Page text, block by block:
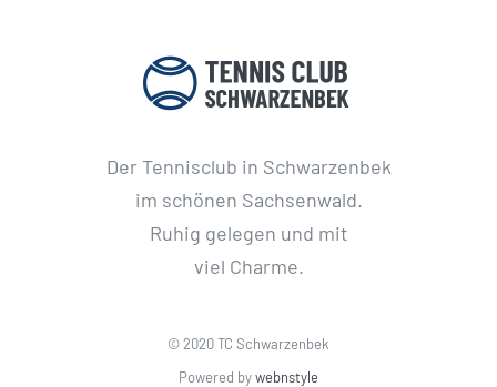
Der Tennisclub in Schwarzenbek
im schönen Sachsenwald.
Ruhig gelegen und mit
viel Charme.
© 2020 TC Schwarzenbek
Powered bywebnstyle